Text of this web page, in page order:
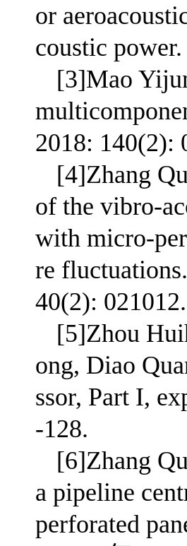
or
coustic
[3]Mao
2018: 140(2):
[4]Zhang
of the vibro-
with micro-
re
40(2): 021012.
[5]Zhou
ong, Diao
ssor, Part I,
-128.
[6]Zhang
a pipeline
perforated